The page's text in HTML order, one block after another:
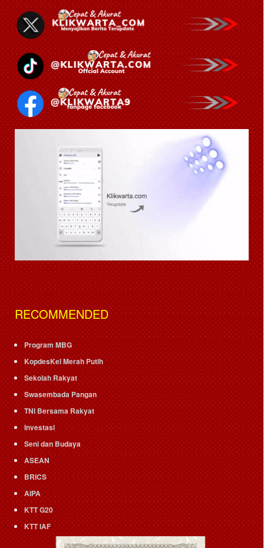
RECOMMENDED
Program MBG
KopdesKel Merah Putih
Sekolah Rakyat
Swasembada Pangan
TNI Bersama Rakyat
Investasi
Seni dan Budaya
ASEAN
BRICS
AIPA
KTT G20
KTT IAF